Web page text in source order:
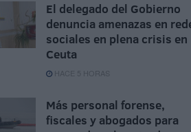
El delegado del Gobierno
denuncia amenazas en
sociales en plena crisis en
Ceuta
HACE 5 HORAS
Más personal forense,
fiscales y abogados para